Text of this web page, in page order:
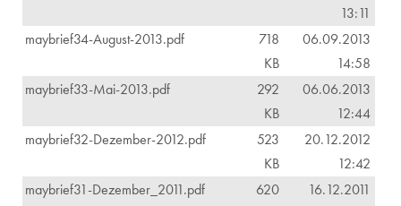
13:11
maybrief34-August-2013.pdf
718
KB
06.09.2013
14:58
maybrief33-Mai-2013.pdf
292
KB
06.06.2013
12:44
maybrief32-Dezember-2012.pdf
523
KB
20.12.2012
12:42
maybrief31-Dezember_2011.pdf
620
16.12.2011